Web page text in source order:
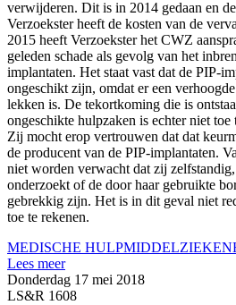
verwijderen. Dit is in 2014 gedaan en
Verzoekster heeft de kosten van de
2015 heeft Verzoekster het CWZ
geleden schade als gevolg van het
implantaten. Het staat vast dat de PIP-
ongeschikt zijn, omdat er een
lekken is. De tekortkoming die is
ongeschikte hulpzaken is echter niet
Zij mocht erop vertrouwen dat dat
de producent van de PIP-implantaten.
niet worden verwacht dat zij
onderzoekt of de door haar gebruikte
gebrekkig zijn. Het is in dit geval niet
toe te rekenen.
MEDISCHE HULPMIDDEL
Lees meer
Donderdag 17 mei 2018
LS&R 1608